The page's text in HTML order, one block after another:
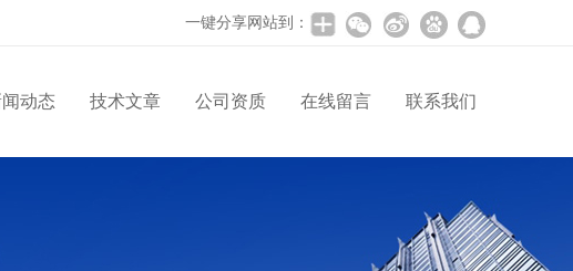
一键分享网站到：
动态 技术文章 公司资质 在线留言 联系我们